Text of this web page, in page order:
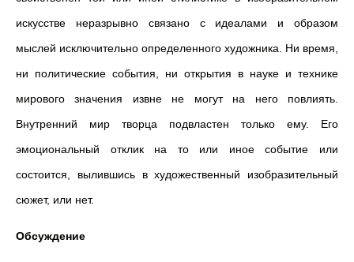
искусстве неразрывно связано с идеалами и образом
мыслей исключительно определенного художника. Ни время,
ни политические события, ни открытия в науке и технике
мирового значения извне не могут на него повлиять.
Внутренний мир творца подвластен только ему. Его
эмоциональный отклик на то или иное событие или
состоится, вылившись в художественный изобразительный
сюжет, или нет.
Обсуждение